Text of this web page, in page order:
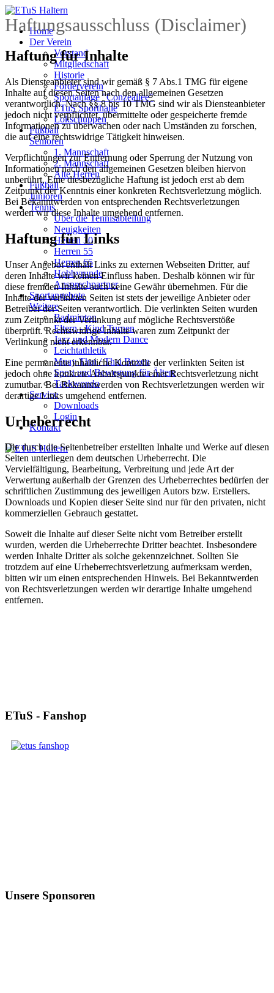
Home
Der Verein
Vorstand
Mitgliedschaft
Historie
Förderverein
Sportanlage "Conzeallee"
ETuS Sporthalle
Lokschuppen
Fußball
Senioren
1. Mannschaft
2. Mannschaft
Alte Herren
Fußball
Junioren
Tennis
Über die Tennisabteilung
Neuigkeiten
Herren 30
Herren 55
Herren 65
Hobbyrunde
Ansprechpartner
Sportangebote
Weitere
Badminton
Eltern - Kind Turnen
Jazz und Modern Dance
Leichtathletik
Muay Thai / Thai Boxen
Sport und Bewegung für Ältere
Taekwondo
Service
Downloads
Login
Kontakt
Haftungsausschluss (Disclaimer)
Haftung für Inhalte
Als Diensteanbieter sind wir gemäß § 7 Abs.1 TMG für eigene
Inhalte auf diesen Seiten nach den allgemeinen Gesetzen
verantwortlich. Nach §§ 8 bis 10 TMG sind wir als Diensteanbieter
jedoch nicht verpflichtet, übermittelte oder gespeicherte fremde
Informationen zu überwachen oder nach Umständen zu forschen,
die auf eine rechtswidrige Tätigkeit hinweisen.
Verpflichtungen zur Entfernung oder Sperrung der Nutzung von
Informationen nach den allgemeinen Gesetzen bleiben hiervon
unberührt. Eine diesbezügliche Haftung ist jedoch erst ab dem
Zeitpunkt der Kenntnis einer konkreten Rechtsverletzung möglich.
Bei Bekanntwerden von entsprechenden Rechtsverletzungen
werden wir diese Inhalte umgehend entfernen.
Haftung für Links
Unser Angebot enthält Links zu externen Webseiten Dritter, auf
deren Inhalte wir keinen Einfluss haben. Deshalb können wir für
diese fremden Inhalte auch keine Gewähr übernehmen. Für die
Inhalte der verlinkten Seiten ist stets der jeweilige Anbieter oder
Betreiber der Seiten verantwortlich. Die verlinkten Seiten wurden
zum Zeitpunkt der Verlinkung auf mögliche Rechtsverstöße
überprüft. Rechtswidrige Inhalte waren zum Zeitpunkt der
Verlinkung nicht erkennbar.
Eine permanente inhaltliche Kontrolle der verlinkten Seiten ist
jedoch ohne konkrete Anhaltspunkte einer Rechtsverletzung nicht
zumutbar. Bei Bekanntwerden von Rechtsverletzungen werden wir
derartige Links umgehend entfernen.
Urheberrecht
Die durch die Seitenbetreiber erstellten Inhalte und Werke auf diesen
Seiten unterliegen dem deutschen Urheberrecht. Die
Vervielfältigung, Bearbeitung, Verbreitung und jede Art der
Verwertung außerhalb der Grenzen des Urheberrechtes bedürfen der
schriftlichen Zustimmung des jeweiligen Autors bzw. Erstellers.
Downloads und Kopien dieser Seite sind nur für den privaten, nicht
kommerziellen Gebrauch gestattet.
Soweit die Inhalte auf dieser Seite nicht vom Betreiber erstellt
wurden, werden die Urheberrechte Dritter beachtet. Insbesondere
werden Inhalte Dritter als solche gekennzeichnet. Sollten Sie
trotzdem auf eine Urheberrechtsverletzung aufmerksam werden,
bitten wir um einen entsprechenden Hinweis. Bei Bekanntwerden
von Rechtsverletzungen werden wir derartige Inhalte umgehend
entfernen.
ETuS - Fanshop
Unsere Sponsoren